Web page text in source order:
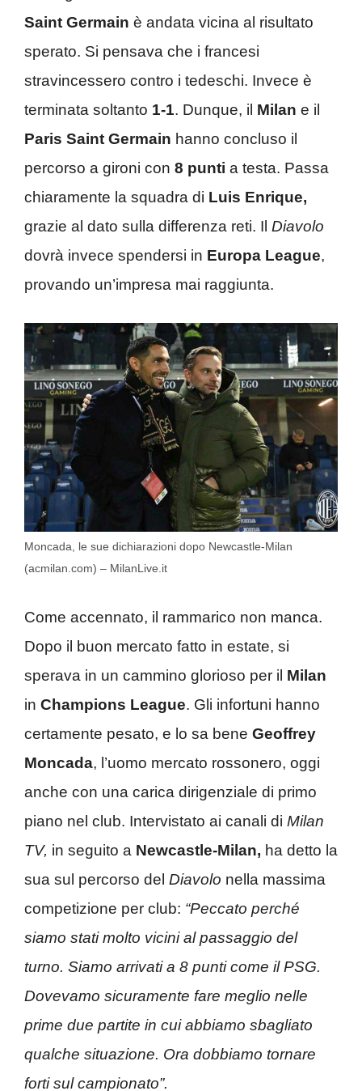
Saint Germain è andata vicina al risultato
sperato. Si pensava che i francesi
stravincessero contro i tedeschi. Invece è
terminata soltanto 1-1. Dunque, il Milan e il
Paris Saint Germain hanno concluso il
percorso a gironi con 8 punti a testa. Passa
chiaramente la squadra di Luis Enrique,
grazie al dato sulla differenza reti. Il Diavolo
dovrà invece spendersi in Europa League,
provando un’impresa mai raggiunta.
Moncada, le sue dichiarazioni dopo Newcastle-Milan
(acmilan.com) – MilanLive.it
Come accennato, il rammarico non manca.
Dopo il buon mercato fatto in estate, si
sperava in un cammino glorioso per il Milan
in Champions League. Gli infortuni hanno
certamente pesato, e lo sa bene Geoffrey
Moncada, l’uomo mercato rossonero, oggi
anche con una carica dirigenziale di primo
piano nel club. Intervistato ai canali di Milan
TV, in seguito a Newcastle-Milan, ha detto la
sua sul percorso del Diavolo nella massima
competizione per club: “Peccato perché
siamo stati molto vicini al passaggio del
turno. Siamo arrivati a 8 punti come il PSG.
Dovevamo sicuramente fare meglio nelle
prime due partite in cui abbiamo sbagliato
qualche situazione. Ora dobbiamo tornare
forti sul campionato”.